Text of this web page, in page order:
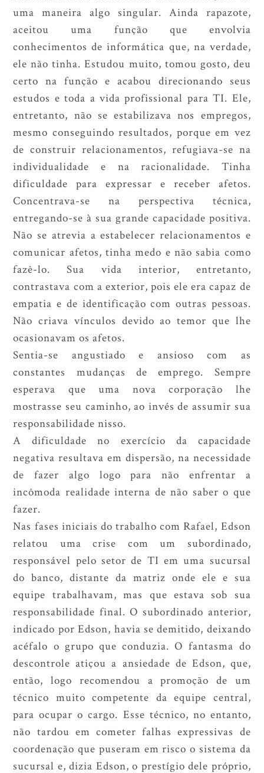
uma maneira algo singular. Ainda rapazote,
aceitou uma função que envolvia
conhecimentos de informática que, na verdade,
ele não tinha. Estudou muito, tomou gosto, deu
certo na função e acabou direcionando seus
estudos e toda a vida profissional para TI. Ele,
entretanto, não se estabilizava nos empregos,
mesmo conseguindo resultados, porque em vez
de construir relacionamentos, refugiava-se na
individualidade e na racionalidade. Tinha
dificuldade para expressar e receber afetos.
Concentrava-se na perspectiva técnica,
entregando-se à sua grande capacidade positiva.
Não se atrevia a estabelecer relacionamentos e
comunicar afetos, tinha medo e não sabia como
fazê-lo. Sua vida interior, entretanto,
contrastava com a exterior, pois ele era capaz de
empatia e de identificação com outras pessoas.
Não criava vínculos devido ao temor que lhe
ocasionavam os afetos.
Sentia-se angustiado e ansioso com as
constantes mudanças de emprego. Sempre
esperava que uma nova corporação lhe
mostrasse seu caminho, ao invés de assumir sua
responsabilidade nisso.
A dificuldade no exercício da capacidade
negativa resultava em dispersão, na necessidade
de fazer algo logo para não enfrentar a
incômoda realidade interna de não saber o que
fazer.
Nas fases iniciais do trabalho com Rafael, Edson
relatou uma crise com um subordinado,
responsável pelo setor de TI em uma sucursal
do banco, distante da matriz onde ele e sua
equipe trabalhavam, mas que estava sob sua
responsabilidade final. O subordinado anterior,
indicado por Edson, havia se demitido, deixando
acéfalo o grupo que conduzia. O fantasma do
descontrole atiçou a ansiedade de Edson, que,
então, logo recomendou a promoção de um
técnico muito competente da equipe central,
para ocupar o cargo. Esse técnico, no entanto,
não tardou em cometer falhas expressivas de
coordenação que puseram em risco o sistema da
sucursal e, dizia Edson, o prestígio dele próprio,